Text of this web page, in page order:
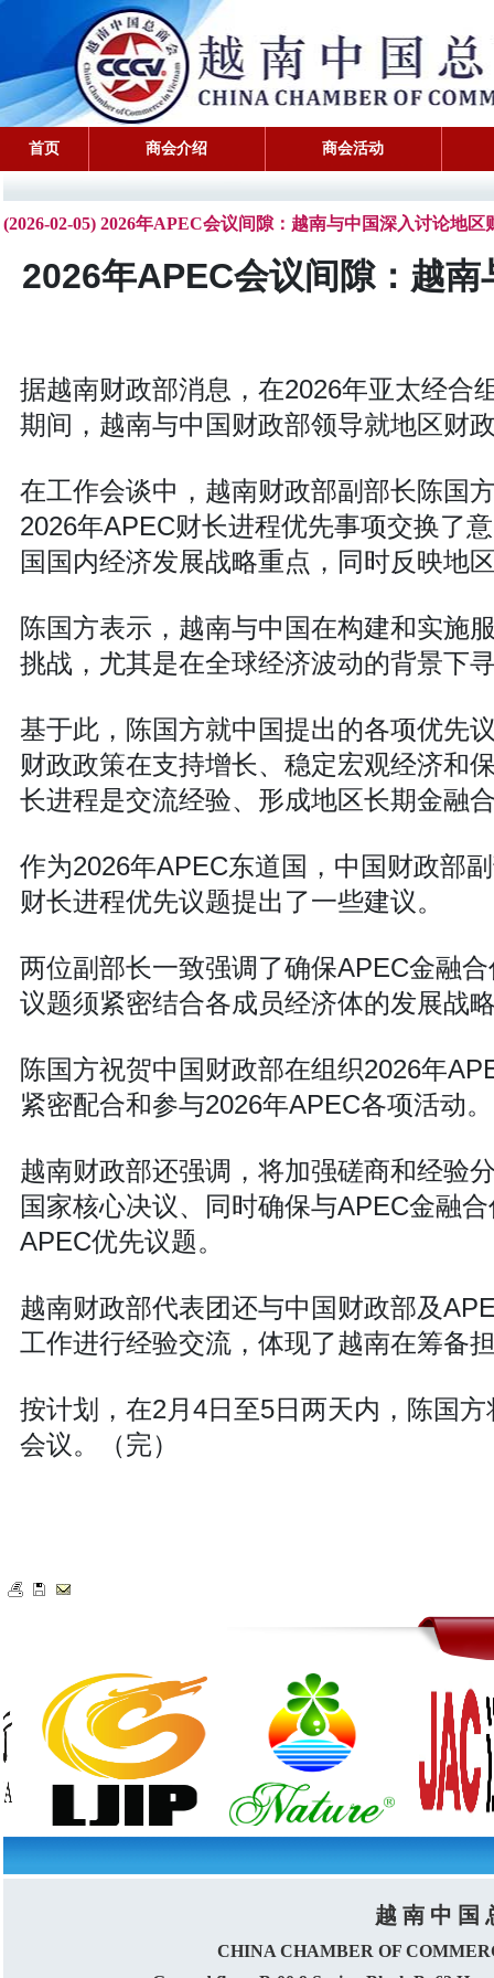
首页 商会介绍 商会活动
(2026-02-05) 2026年APEC会议间隙：越南与中国深入讨论地
2026年APEC会议间隙：越
据越南财政部消息，在2026年亚太经合
期间，越南与中国财政部领导就地区财
在工作会谈中，越南财政部副部长陈国
2026年APEC财长进程优先事项交换了
国国内经济发展战略重点，同时反映地
陈国方表示，越南与中国在构建和实施
挑战，尤其是在全球经济波动的背景下
基于此，陈国方就中国提出的各项优先
财政政策在支持增长、稳定宏观经济和
长进程是交流经验、形成地区长期金融
作为2026年APEC东道国，中国财政部
财长进程优先议题提出了一些建议。
两位副部长一致强调了确保APEC金融
议题须紧密结合各成员经济体的发展战
陈国方祝贺中国财政部在组织2026年
紧密配合和参与2026年APEC各项活动。
越南财政部还强调，将加强磋商和经验
国家核心决议、同时确保与APEC金融
APEC优先议题。
越南财政部代表团还与中国财政部及
工作进行经验交流，体现了越南在筹备
按计划，在2月4日至5日两天内，陈国
会议。（完）
越 南 中 国
CHINA CHAMBER OF